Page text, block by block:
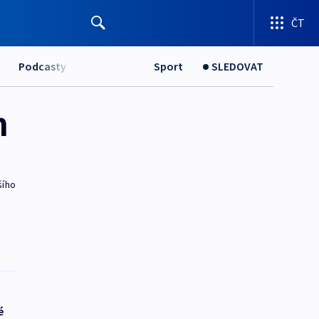
ČT
Podcasty Sport SLEDOVAT